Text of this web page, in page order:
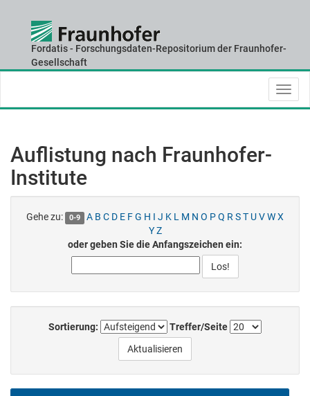
navigation
Fordatis - Forschungsdaten-Repositorium der Fraunhofer-
Gesellschaft
Auflistung nach Fraunhofer-
Institute
Gehe zu: 0-9 A B C D E F G H I J K L M N O P Q R S T U V W X
Y Z
oder geben Sie die Anfangszeichen ein:
Sortierung: Treffer/Seite